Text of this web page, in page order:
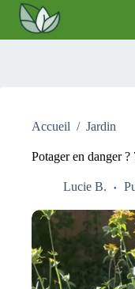
Passer
contenu
Accueil / Jardin
Potager en danger
Lucie B.